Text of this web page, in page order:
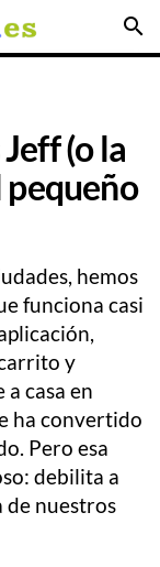
search
(o la
hemos
funciona casi
y
casa en
ha convertido
Pero esa
debilita a
de nuestros